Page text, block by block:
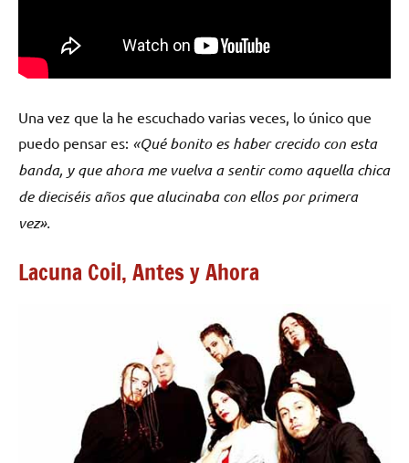
Una vez que la he escuchado varias veces, lo único que
puedo pensar es: «Qué bonito es haber crecido con esta
banda, y que ahora me vuelva a sentir como aquella chica
de dieciséis años que alucinaba con ellos por primera
vez».
Lacuna Coil, Antes y Ahora